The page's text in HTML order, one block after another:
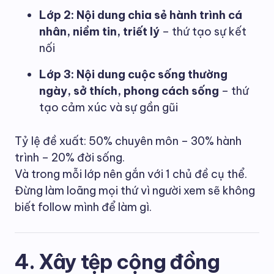
Lớp 2: Nội dung chia sẻ hành trình cá
nhân, niềm tin, triết lý – thứ tạo sự kết
nối
Lớp 3: Nội dung cuộc sống thường
ngày, sở thích, phong cách sống – thứ
tạo cảm xúc và sự gần gũi
Tỷ lệ đề xuất: 50% chuyên môn – 30% hành
trình – 20% đời sống.
Và trong mỗi lớp nên gắn với 1 chủ đề cụ thể.
Đừng làm loãng mọi thứ vì người xem sẽ không
biết follow mình để làm gì.
4. Xây tệp cộng đồng